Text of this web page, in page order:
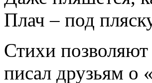
Плач – под
Стихи позволяют
писал друзьям о